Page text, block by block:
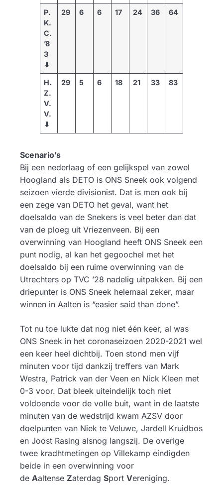
P.
K.
C.
’8
3
⬇︎
29 6 6 17 24 36 64
H.
Z.
V.
V.
⬇︎
29 5 6 18 21 33 83
Scenario’s
Bij een nederlaag of een gelijkspel van zowel
Hoogland als DETO is ONS Sneek ook volgend
seizoen vierde divisionist. Dat is men ook bij
een zege van DETO het geval, want het
doelsaldo van de Snekers is veel beter dan dat
van de ploeg uit Vriezenveen. Bij een
overwinning van Hoogland heeft ONS Sneek een
punt nodig, al kan het gegoochel met het
doelsaldo bij een ruime overwinning van de
Utrechters op TVC ’28 nadelig uitpakken. Bij een
driepunter is ONS Sneek helemaal zeker, maar
winnen in Aalten is “easier said than done”.
Tot nu toe lukte dat nog niet één keer, al was
ONS Sneek in het coronaseizoen 2020-2021 wel
een keer heel dichtbij. Toen stond men vijf
minuten voor tijd dankzij treffers van Mark
Westra, Patrick van der Veen en Nick Kleen met
0-3 voor. Dat bleek uiteindelijk toch niet
voldoende voor de volle buit, want in de laatste
minuten van de wedstrijd kwam AZSV door
doelpunten van Niek te Veluwe, Jardell Kruidbos
en Joost Rasing alsnog langszij. De overige
twee kradhtmetingen op Villekamp eindigden
beide in een overwinning voor
de Aaltense Zaterdag Sport Vereniging.